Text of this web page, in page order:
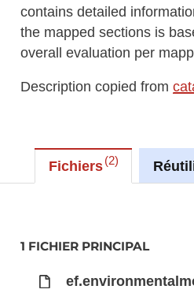
contains detailed
the mapped sections is
overall evaluation per
Description copied from
Fichiers 2
1 FICHIER PRINCIPAL